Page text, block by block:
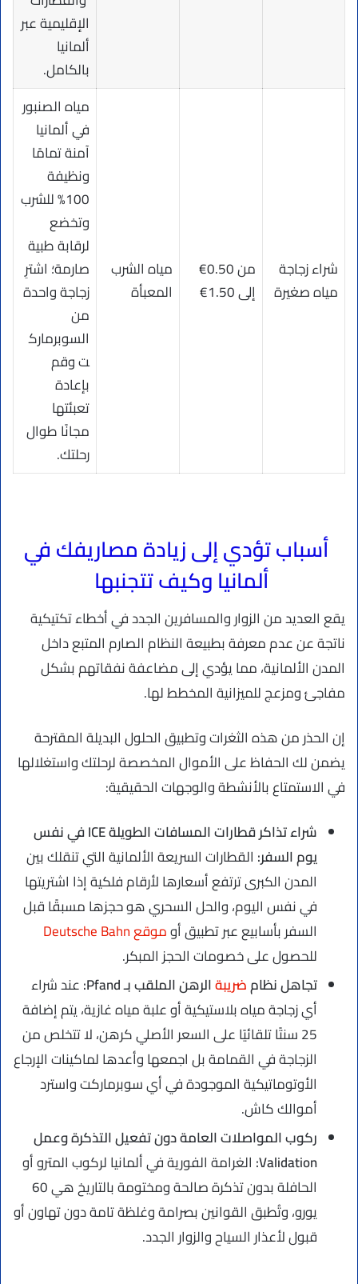
الإقليمية عبر
ألمانيا
بالكامل.
شراء زجاجة
مياه صغيرة
من 0.50€
إلى 1.50€
مياه الشرب
المعبأة
مياه الصنبور
في ألمانيا
آمنة تمامًا
ونظيفة
100% للشرب
وتخضع
لرقابة طبية
صارمة؛ اشترِ
زجاجة واحدة
من
السوبرمارك
ت وقم
بإعادة
تعبئتها
مجانًا طوال
رحلتك.
أسباب تؤدي إلى زيادة مصاريفك في
ألمانيا وكيف تتجنبها
يقع العديد من الزوار والمسافرين الجدد في أخطاء تكتيكية
ناتجة عن عدم معرفة بطبيعة النظام الصارم المتبع داخل
المدن الألمانية، مما يؤدي إلى مضاعفة نفقاتهم بشكل
مفاجئ ومزعج للميزانية المخطط لها.
إن الحذر من هذه الثغرات وتطبيق الحلول البديلة المقترحة
يضمن لك الحفاظ على الأموال المخصصة لرحلتك واستغلالها
في الاستمتاع بالأنشطة والوجهات الحقيقية:
شراء تذاكر قطارات المسافات الطويلة ICE في نفس
يوم السفر: القطارات السريعة الألمانية التي تنقلك بين
المدن الكبرى ترتفع أسعارها لأرقام فلكية إذا اشتريتها
في نفس اليوم، والحل السحري هو حجزها مسبقًا قبل
السفر بأسابيع عبر تطبيق أوموقع Deutsche Bahn
للحصول على خصومات الحجز المبكر.
تجاهل نظامضريبةالرهن الملقب بـPfand
:عند شراء
أي زجاجة مياه بلاستيكية أو علبة مياه غازية، يتم إضافة
25 سنتًا تلقائيًا على السعر الأصلي كرهن، لا تتخلص من
الزجاجة في القمامة بل اجمعها وأعدها لماكينات الإرجاع
الأوتوماتيكية الموجودة في أي سوبرماركت واسترد
أموالك كاش.
ركوب المواصلات العامة دون تفعيل التذكرة وعمل
Validation
: الغرامة الفورية في ألمانيا لركوب المترو أو
الحافلة بدون تذكرة صالحة ومختومة بالتاريخ هي 60
يورو، وتُطبق القوانين بصرامة وغلظة تامة دون تهاون أو
قبول لأعذار السياح والزوار الجدد.